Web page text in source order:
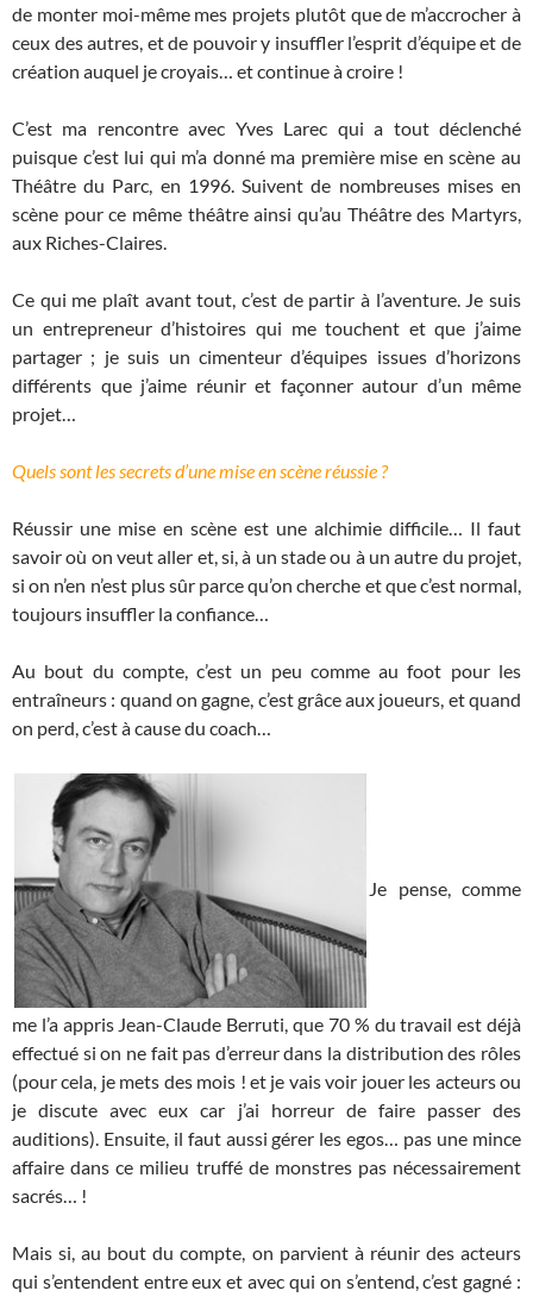
de monter moi-même mes projets plutôt que de m’accrocher à
ceux des autres, et de pouvoir y insuffler l’esprit d’équipe et de
création auquel je croyais… et continue à croire !
C’est ma rencontre avec Yves Larec qui a tout déclenché
puisque c’est lui qui m’a donné ma première mise en scène au
Théâtre du Parc, en 1996. Suivent de nombreuses mises en
scène pour ce même théâtre ainsi qu’au Théâtre des Martyrs,
aux Riches-Claires.
Ce qui me plaît avant tout, c’est de partir à l’aventure. Je suis
un entrepreneur d’histoires qui me touchent et que j’aime
partager ; je suis un cimenteur d’équipes issues d’horizons
différents que j’aime réunir et façonner autour d’un même
projet…
Quels sont les secrets d’une mise en scène réussie ?
Réussir une mise en scène est une alchimie difficile… Il faut
savoir où on veut aller et, si, à un stade ou à un autre du projet,
si on n’en n’est plus sûr parce qu’on cherche et que c’est normal,
toujours insuffler la confiance…
Au bout du compte, c’est un peu comme au foot pour les
entraîneurs : quand on gagne, c’est grâce aux joueurs, et quand
on perd, c’est à cause du coach…
Je pense, comme
me l’a appris Jean-Claude Berruti, que 70 % du travail est déjà
effectué si on ne fait pas d’erreur dans la distribution des rôles
(pour cela, je mets des mois ! et je vais voir jouer les acteurs ou
je discute avec eux car j’ai horreur de faire passer des
auditions). Ensuite, il faut aussi gérer les egos… pas une mince
affaire dans ce milieu truffé de monstres pas nécessairement
sacrés… !
Mais si, au bout du compte, on parvient à réunir des acteurs
qui s’entendent entre eux et avec qui on s’entend, c’est gagné :